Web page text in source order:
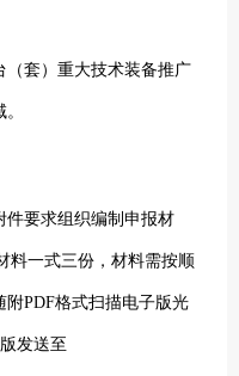
套）重大技术装备推广
要求组织编制申报材
料一式三份，材料需按顺
PDF格式扫描电子版光
发送至